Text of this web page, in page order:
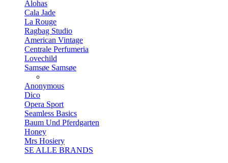
Alohas
Cala Jade
La Rouge
Ragbag Studio
American Vintage
Centrale Perfumeria
Lovechild
Samsøe Samsøe
Anonymous
Dico
Opera Sport
Seamless Basics
Baum Und Pferdgarten
Honey
Mrs Hosiery
SE ALLE BRANDS